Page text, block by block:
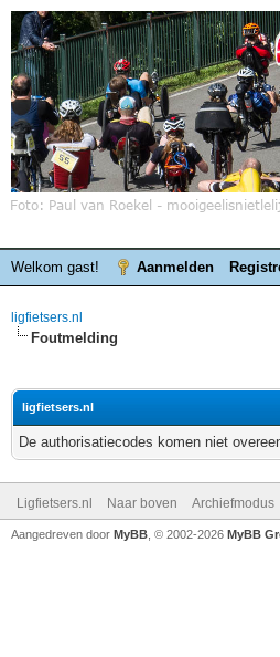
Welkom gast! Aanmelden
ligfietsers.nl
Foutmelding
ligfietsers.nl
De authorisatiecodes komen niet
Ligfietsers.nl Naar boven Archiefmodus
Aangedreven door MyBB , © 2002-2026 MyBB